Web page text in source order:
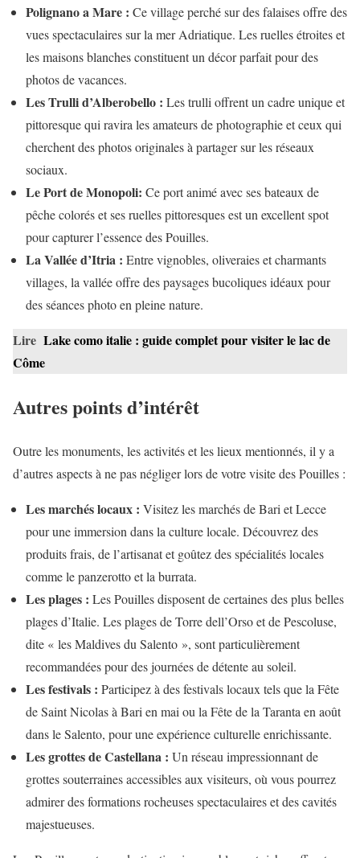
Polignano a Mare : Ce village perché sur des falaises offre des
vues spectaculaires sur la mer Adriatique. Les ruelles étroites et
les maisons blanches constituent un décor parfait pour des
photos de vacances.
Les Trulli d’Alberobello : Les trulli offrent un cadre unique et
pittoresque qui ravira les amateurs de photographie et ceux qui
cherchent des photos originales à partager sur les réseaux
sociaux.
Le Port de Monopoli: Ce port animé avec ses bateaux de
pêche colorés et ses ruelles pittoresques est un excellent spot
pour capturer l’essence des Pouilles.
La Vallée d’Itria : Entre vignobles, oliveraies et charmants
villages, la vallée offre des paysages bucoliques idéaux pour
des séances photo en pleine nature.
Lire Lake como italie : guide complet pour visiter le lac de
Côme
Autres points d’intérêt
Outre les monuments, les activités et les lieux mentionnés, il y a
d’autres aspects à ne pas négliger lors de votre visite des Pouilles :
Les marchés locaux : Visitez les marchés de Bari et Lecce
pour une immersion dans la culture locale. Découvrez des
produits frais, de l’artisanat et goûtez des spécialités locales
comme le panzerotto et la burrata.
Les plages : Les Pouilles disposent de certaines des plus belles
plages d’Italie. Les plages de Torre dell’Orso et de Pescoluse,
dite « les Maldives du Salento », sont particulièrement
recommandées pour des journées de détente au soleil.
Les festivals : Participez à des festivals locaux tels que la Fête
de Saint Nicolas à Bari en mai ou la Fête de la Taranta en août
dans le Salento, pour une expérience culturelle enrichissante.
Les grottes de Castellana : Un réseau impressionnant de
grottes souterraines accessibles aux visiteurs, où vous pourrez
admirer des formations rocheuses spectaculaires et des cavités
majestueuses.